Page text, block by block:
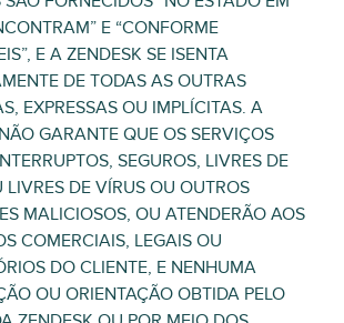
E “CONFORME
E A ZENDESK SE ISENTA
DE TODAS AS OUTRAS
EXPRESSAS OU IMPLÍCITAS. A
GARANTE QUE OS SERVIÇOS
SEGUROS, LIVRES DE
LIVRES DE VÍRUS OU OUTROS
MALICIOSOS, OU ATENDERÃO AOS
COMERCIAIS, LEGAIS OU
DO CLIENTE, E NENHUMA
OU ORIENTAÇÃO OBTIDA PELO